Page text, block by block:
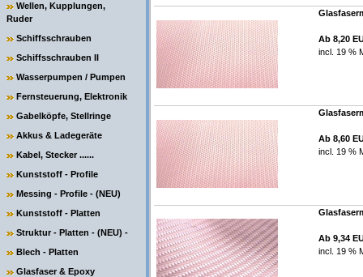
Wellen, Kupplungen,
Ruder
Schiffsschrauben
Schiffsschrauben II
Wasserpumpen / Pumpen
Fernsteuerung, Elektronik
Gabelköpfe, Stellringe
Akkus & Ladegeräte
Kabel, Stecker ......
Kunststoff - Profile
Messing - Profile - (NEU)
Kunststoff - Platten
Struktur - Platten - (NEU) -
Blech - Platten
Glasfaser & Epoxy
Ab 8,20
incl. 19 %
Ab 8,60
incl. 19 %
Ab 9,34
incl. 19 %